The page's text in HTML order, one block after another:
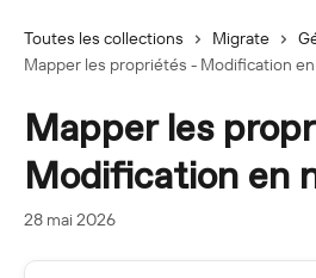
Toutes les collections Migrate
Mapper les propriétés - Modification
Mapper les
Modification en
28 mai 2026